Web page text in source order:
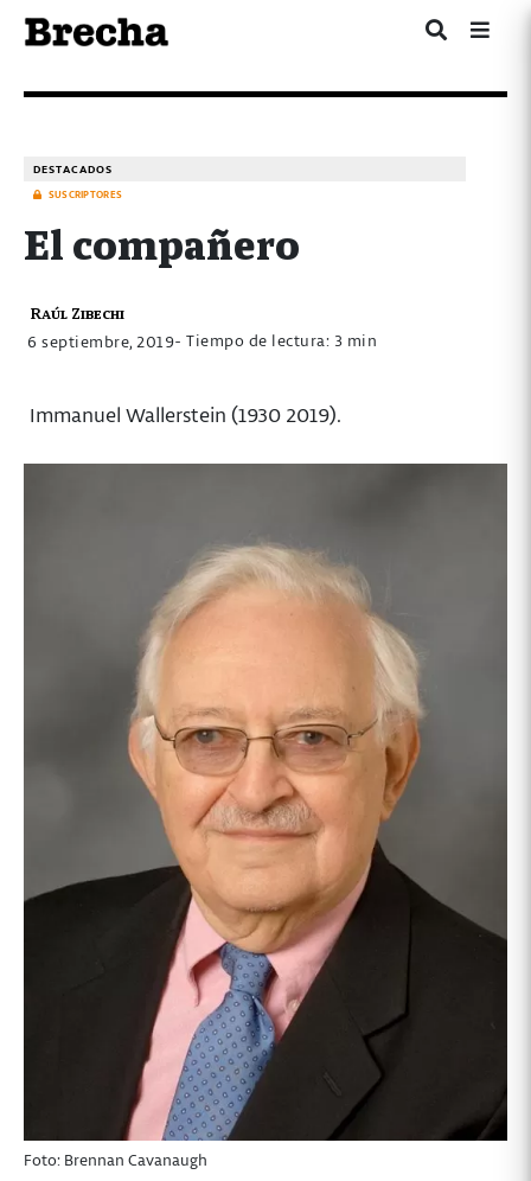
DESTACADOS
SUSCRIPTORES
El compañero
Raúl Zibechi
6 septiembre, 2019- Tiempo de lectura: 3 min
Immanuel Wallerstein (1930 2019).
Foto: Brennan Cavanaugh